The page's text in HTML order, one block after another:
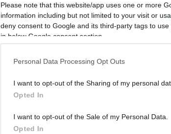
Please note that this website/app uses one or more
information including but not limited to your visit or
deny consent to Google and its third-party tags to
in below Google consent section.
Personal Data Processing Opt Outs
I want to opt-out of the Sharing of my personal
Opted In
I want to opt-out of the Sale of my Personal Data.
Opted In